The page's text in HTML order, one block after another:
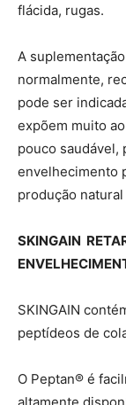
flácida, rugas.
A
normalmente,
pode ser
expõem muito
pouco saudável,
envelhecimento
produção
SKINGAIN
SKINGAIN
peptídeos de
O Peptan® é